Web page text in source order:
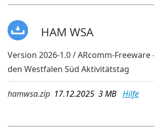
HAM WSA
Version 2026-1.0 / ARcomm-
den Westfalen Süd Aktivitätstag
hamwsa.zip 17.12.2025 3 MB Hilfe